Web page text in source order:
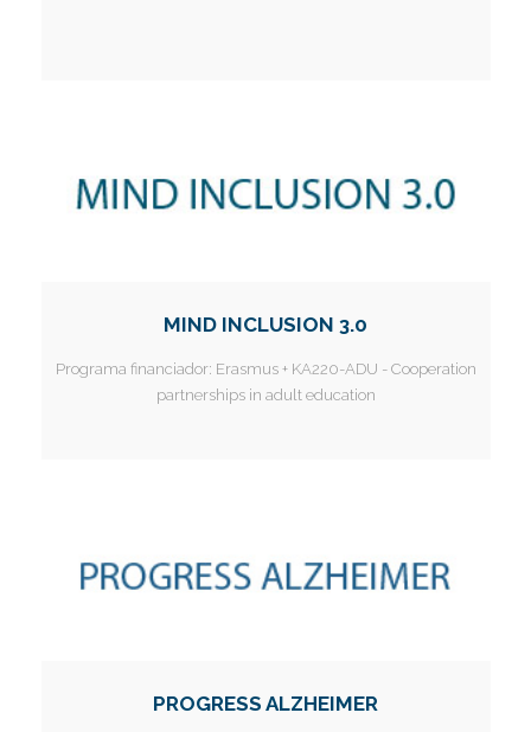
MIND INCLUSION 3.0
Programa financiador: Erasmus + KA220-ADU - Cooperation
partnerships in adult education
PROGRESS ALZHEIMER